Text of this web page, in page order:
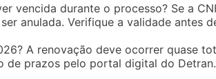
vencida durante o processo? Se a
anulada. Verifique a validade antes
A renovação deve ocorrer quase
de prazos pelo portal digital do Detran.